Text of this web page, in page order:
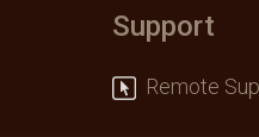
Support
Remote